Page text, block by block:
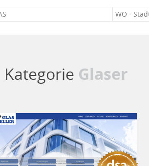
Kategorie Glaser